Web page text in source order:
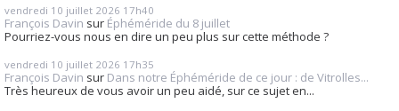
vendredi 10 juillet 2026 17h40
François Davin sur Éphéméride du 8 juillet
Pourriez-vous nous en dire un peu plus sur cette méthode ?
vendredi 10 juillet 2026 17h35
François Davin sur Dans notre Éphéméride de ce jour : de Vitrolles...
Très heureux de vous avoir un peu aidé, sur ce sujet en...